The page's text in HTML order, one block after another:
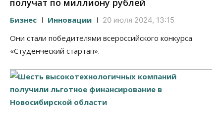
получат по миллиону рублей
Бизнес Инновации 20 июля 2024, 13:15
Они стали победителями всероссийского конкурса
«Студенческий стартап».